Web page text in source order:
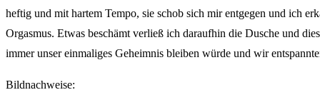
heftig und mit hartem Tempo, sie schob sich mir entgegen und ich
Orgasmus. Etwas beschämt verließ ich daraufhin die Dusche und
immer unser einmaliges Geheimnis bleiben würde und wir
Bildnachweise: